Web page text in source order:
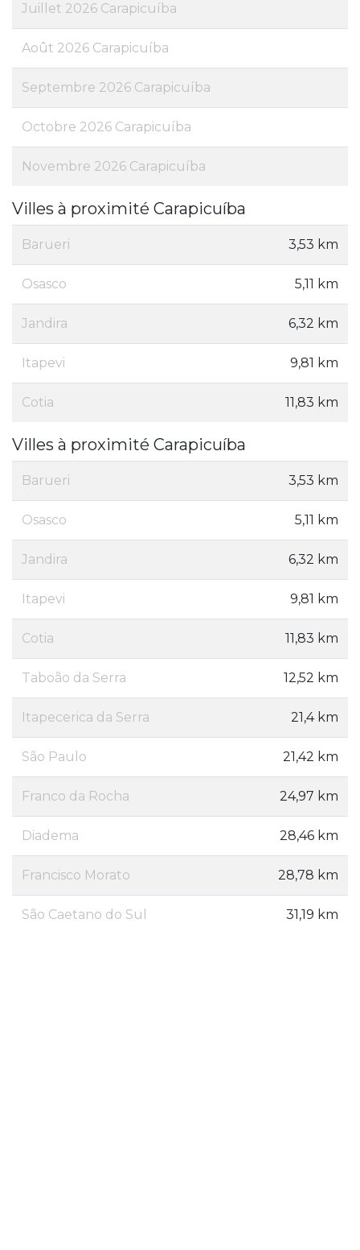
Juillet 2026 Carapicuíba
Août 2026 Carapicuíba
Septembre 2026 Carapicuíba
Octobre 2026 Carapicuíba
Novembre 2026 Carapicuíba
Villes à proximité Carapicuíba
Barueri 3,53 km
Osasco 5,11 km
Jandira 6,32 km
Itapevi 9,81 km
Cotia 11,83 km
Villes à proximité Carapicuíba
Barueri 3,53 km
Osasco 5,11 km
Jandira 6,32 km
Itapevi 9,81 km
Cotia 11,83 km
Taboão da Serra 12,52 km
Itapecerica da Serra 21,4 km
São Paulo 21,42 km
Franco da Rocha 24,97 km
Diadema 28,46 km
Francisco Morato 28,78 km
São Caetano do Sul 31,19 km